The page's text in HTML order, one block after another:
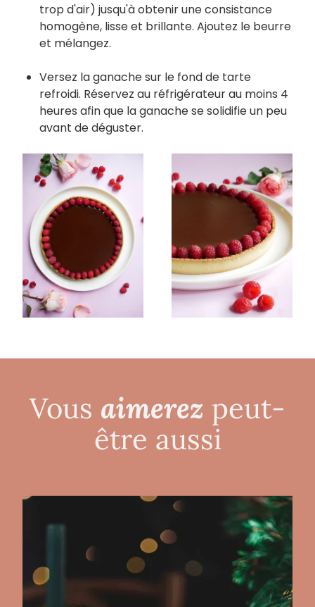
trop d'air) jusqu'à obtenir une consistance
homogène, lisse et brillante. Ajoutez le beurre
et mélangez.
Versez la ganache sur le fond de tarte
refroidi. Réservez au réfrigérateur au moins 4
heures afin que la ganache se solidifie un peu
avant de déguster.
Vous aimerez peut-
être aussi